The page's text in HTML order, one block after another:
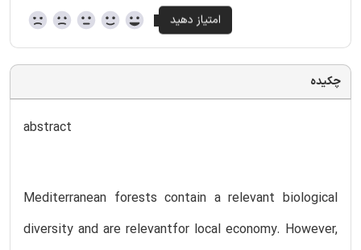
چکیده
abstract
Mediterranean forests contain a relevant biological
diversity and are relevantfor local economy. However,